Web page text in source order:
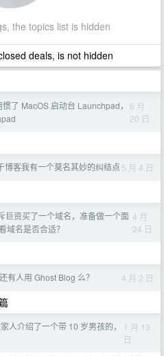
the topics list is hidden
deals, is not hidden
惯了 MacOS 启动台 Launchpad，
6 月
20 日
博客我有一个莫名其妙的纠结点 5 月 4 日
巨资买了一个域名，准备做一个面
域名是否合适？
4 月
24 日
有人用 Ghost Blog 么？ 4 月 2 日
人介绍了一个带 10 岁男孩的，
1 月 13
日